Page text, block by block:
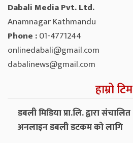
Dabali Media Pvt. Ltd.
Anamnagar Kathmandu
Phone :01-4771244
onlinedabali@gmail.com
dabalinews@gmail.com
हाम्रो टिम
डबली मिडिया प्रा.लि. द्वारा संचालित
अनलाइन डबली डटकम को लागि